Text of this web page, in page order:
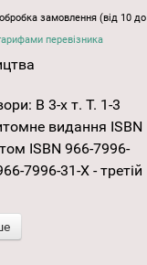
замовлення (від 10 до
перевізника
В 3-х т. Т. 1-3
видання ISBN
ISBN 966-7996-
7996-31-X - третій